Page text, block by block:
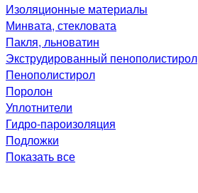
Изоляционные материалы
Минвата, стекловата
Пакля, льноватин
Экструдированный пенополистирол
Пенополистирол
Поролон
Уплотнители
Гидро-пароизоляция
Подложки
Показать все